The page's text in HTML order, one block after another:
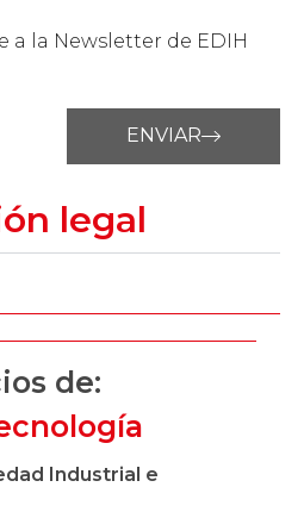
a la Newsletter de EDIH
ENVIAR
legal
de:
Industrial e